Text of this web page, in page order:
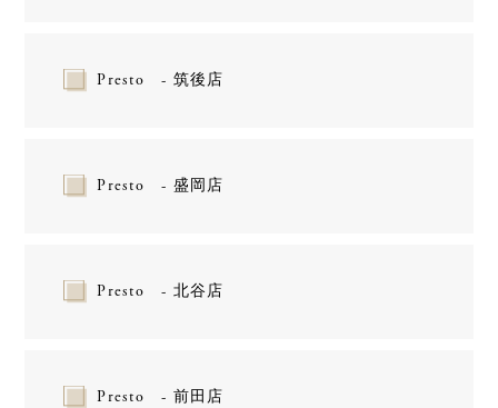
Presto - 筑後店
Presto - 盛岡店
Presto - 北谷店
Presto - 前田店